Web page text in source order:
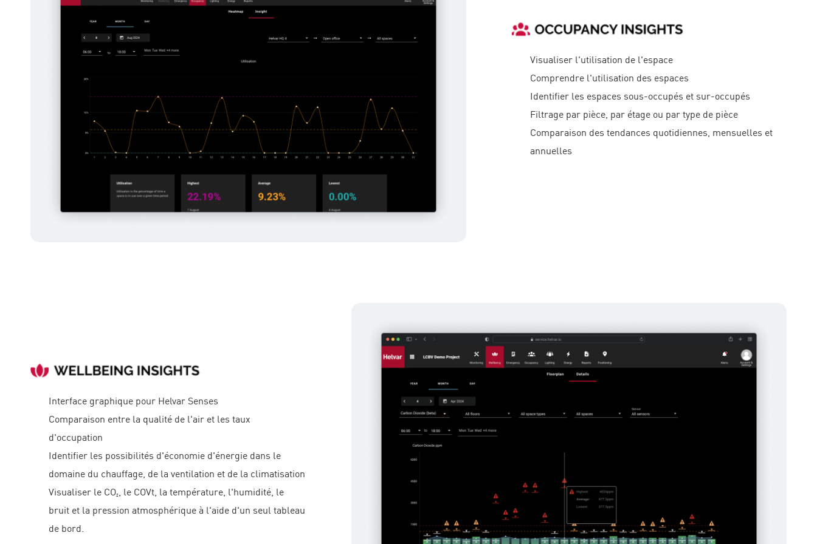
Visualiser l'utilisation de l'espace
Comprendre l'utilisation des espaces
Identifier les espaces sous-occupés et sur-occupés
Filtrage par pièce, par étage ou par type de pièce
Comparaison des tendances quotidiennes, mensuelles et
annuelles
Interface graphique pour Helvar Senses
Comparaison entre la qualité de l'air et les taux
d'occupation
Identifier les possibilités d'économie d'énergie dans le
domaine du chauffage, de la ventilation et de la climatisation
Visualiser le CO₂, le COVt, la température, l'humidité, le
bruit et la pression atmosphérique à l'aide d'un seul tableau
de bord.